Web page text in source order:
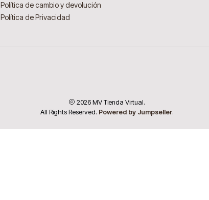
Política de cambio y devolución
Política de Privacidad
2026 MV Tienda Virtual.
All Rights Reserved. Powered by Jumpseller.